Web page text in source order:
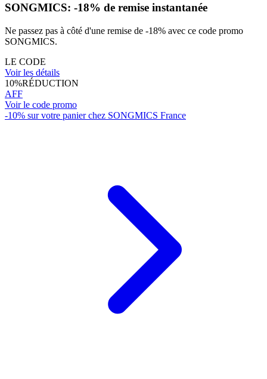
SONGMICS: -18% de remise instantanée
Ne passez pas à côté d'une remise de -18% avec ce code promo
SONGMICS.
LE CODE
Voir les détails
10%RÉDUCTION
AFF
Voir le code promo
-10% sur votre panier chez SONGMICS France